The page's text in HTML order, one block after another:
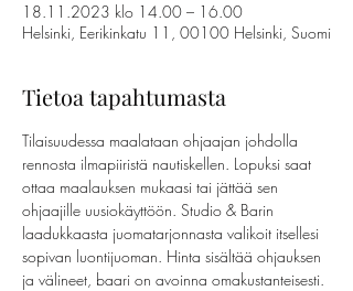
18.11.2023 klo 14.00 – 16.00
Helsinki, Eerikinkatu 11, 00100 Helsinki, Suomi
Tietoa tapahtumasta
Tilaisuudessa maalataan ohjaajan johdolla
rennosta ilmapiiristä nautiskellen. Lopuksi saat
ottaa maalauksen mukaasi tai jättää sen
ohjaajille uusiokäyttöön. Studio & Barin
laadukkaasta juomatarjonnasta valikoit itsellesi
sopivan luontijuoman. Hinta sisältää ohjauksen
ja välineet, baari on avoinna omakustanteisesti.